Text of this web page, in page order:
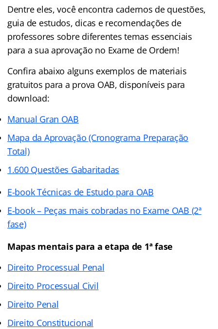
Dentre eles, você encontra cadernos de questões,
guia de estudos, dicas e recomendações de
professores sobre diferentes temas essenciais
para a sua aprovação no Exame de Ordem!
Confira abaixo alguns exemplos de materiais
gratuitos para a prova OAB, disponíveis para
download:
Manual Gran OAB
Mapa da Aprovação (Cronograma Preparação
Total)
1.600 Questões Gabaritadas
E-book Técnicas de Estudo para OAB
E-book – Peças mais cobradas no Exame OAB (2ª
fase)
Mapas mentais para a etapa de 1ª fase
Direito Processual Penal
Direito Processual Civil
Direito Penal
Direito Constitucional